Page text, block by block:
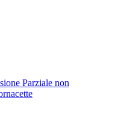
Parziale non